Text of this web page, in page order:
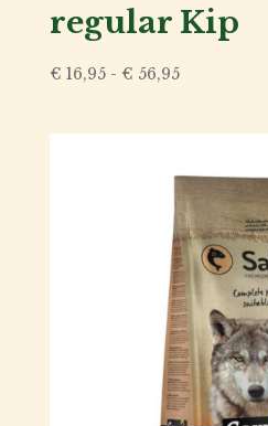
regular Kip
€ 16,95 - € 56,95Prijsklasse: